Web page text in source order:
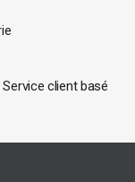
client basé